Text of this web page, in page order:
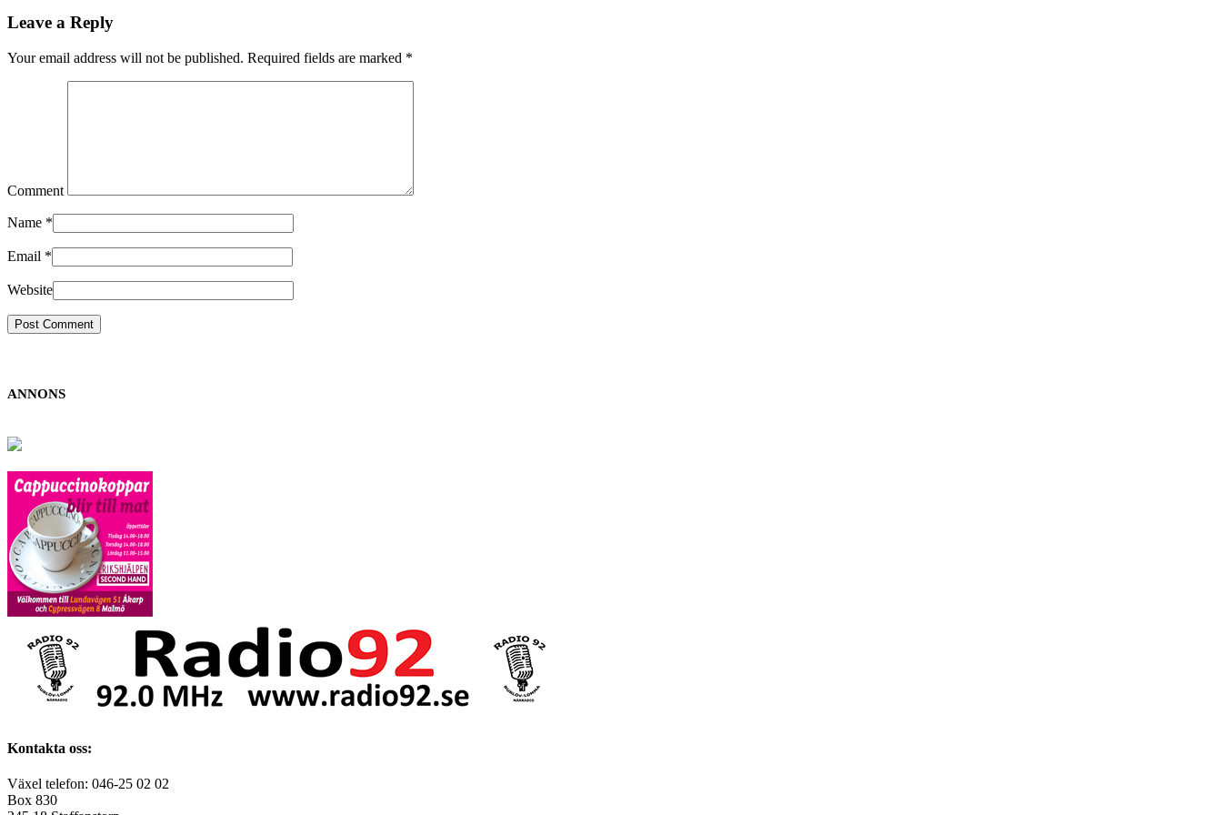
Leave a Reply
Your email address will not be published. Required fields are marked *
Comment
Name *
Email *
Website
ANNONS
Kontakta oss:
Växel telefon: 046-25 02 02
Box 830